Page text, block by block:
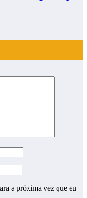
a próxima vez que eu